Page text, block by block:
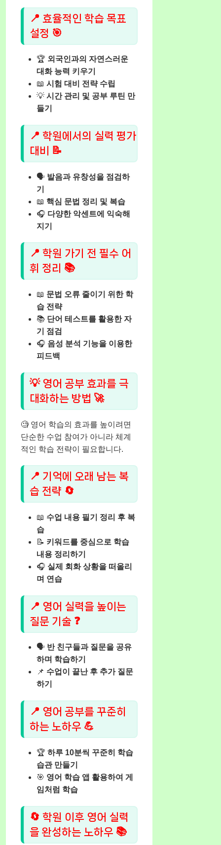
📍 효율적인 학습 목표
설정 🎯
🏆 외국인과의 자연스러운
대화 능력 키우기
📖 시험 대비 전략 수립
💡 시간 관리 및 공부 루틴 만
들기
📍 학원에서의 실력 평가
대비 📝
🗣️ 발음과 유창성을 점검하
기
📖 핵심 문법 정리 및 복습
🎧 다양한 악센트에 익숙해
지기
📍 학원 가기 전 필수 어
휘 정리 📚
📖 문법 오류 줄이기 위한 학
습 전략
📚 단어 테스트를 활용한 자
기 점검
🎧 음성 분석 기능을 이용한
피드백
💡 영어 공부 효과를 극
대화하는 방법 🚀
🧐 영어 학습의 효과를 높이려면
단순한 수업 참여가 아니라 체계
적인 학습 전략이 필요합니다.
📍 기억에 오래 남는 복
습 전략 🔄
📖 수업 내용 필기 정리 후 복
습
📝 키워드를 중심으로 학습
내용 정리하기
🎧 실제 회화 상황을 떠올리
며 연습
📍 영어 실력을 높이는
질문 기술 ❓
🗣️ 반 친구들과 질문을 공유
하며 학습하기
📌 수업이 끝난 후 추가 질문
하기
📍 영어 공부를 꾸준히
하는 노하우 💪
🏆 하루 10분씩 꾸준히 학습
습관 만들기
🎯 영어 학습 앱 활용하여 게
임처럼 학습
🔄 학원 이후 영어 실력
을 완성하는 노하우 📚